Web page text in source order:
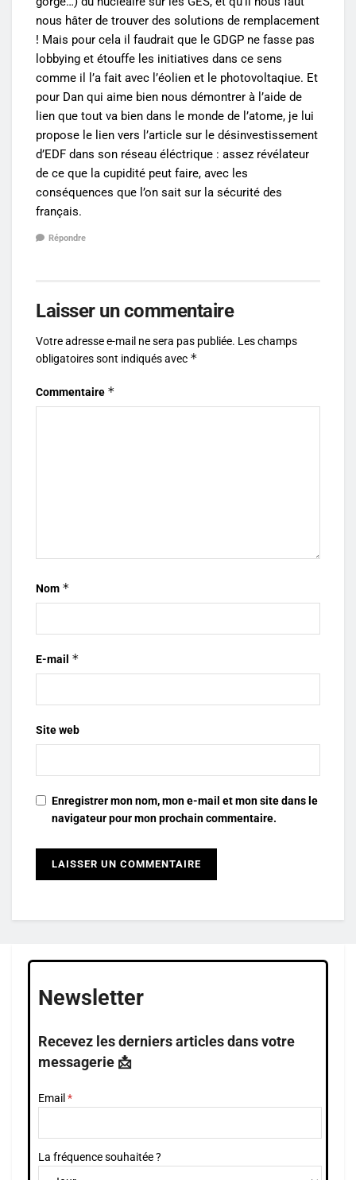
nous hâter de trouver des solutions de remplacement
! Mais pour cela il faudrait que le GDGP ne fasse pas
lobbying et étouffe les initiatives dans ce sens
comme il l’a fait avec l’éolien et le photovoltaqiue. Et
pour Dan qui aime bien nous démontrer à l’aide de
lien que tout va bien dans le monde de l’atome, je lui
propose le lien vers l’article sur le désinvestissement
d’EDF dans son réseau éléctrique : assez révélateur
de ce que la cupidité peut faire, avec les
conséquences que l’on sait sur la sécurité des
français.
Répondre
Laisser un commentaire
Votre adresse e-mail ne sera pas publiée. Les champs
obligatoires sont indiqués avec *
Commentaire *
Nom *
E-mail *
Site web
Enregistrer mon nom, mon e-mail et mon site dans le
navigateur pour mon prochain commentaire.
Newsletter
Recevez les derniers articles dans votre
messagerie 📩
Email
La fréquence souhaitée ?